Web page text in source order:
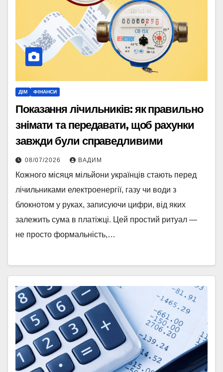
ДІМ ФІНАНСИ
Показання лічильників: як правильно
знімати та передавати, щоб рахунки
завжди були справедливими
08/07/2026 ВАДИМ
Кожного місяця мільйони українців стають перед
лічильниками електроенергії, газу чи води з
блокнотом у руках, записуючи цифри, від яких
залежить сума в платіжці. Цей простий ритуал —
не просто формальність,…